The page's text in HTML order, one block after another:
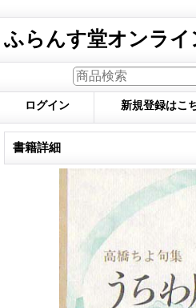
ふらんす堂オンラ
ログイン 新規登録はこ
書籍詳細